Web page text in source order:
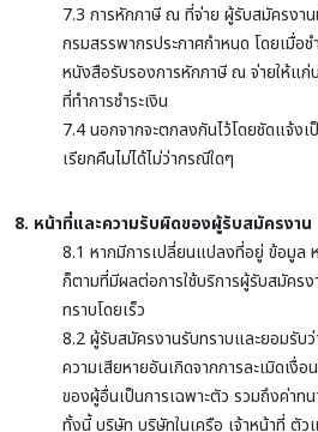
7.3 การหักภาษี ณ ที่จ่าย ผู้รับสมัครงา
กรมสรรพากรประกาศกำหนด โดยเมื่อ
หนังสือรับรองการหักภาษี ณ จ่ายให้แ
ที่ทำการชำระเงิน
7.4 นอกจากจะตกลงกันไว้โดยชัดแจ้งเ
เรียกคืนไม่ได้ไม่ว่ากรณีใดๆ
8. หน้าที่และความรับผิดของผู้รับสมัครงาน
8.1 หากมีการเปลี่ยนแปลงที่อยู่ ข้อมูล
ก็ตามที่มีผลต่อการใช้บริการผู้รับสมัคร
ทราบโดยเร็ว
8.2 ผู้รับสมัครงานรับทราบและยอมรับ
ความเสียหายอันเกิดจากการละเมิดเงื่
ของผู้อื่นเป็นการเฉพาะตัว รวมถึงค่าท
ทั้งนี้ บริษัท บริษัทในเครือ เจ้าหน้าที่ ตั